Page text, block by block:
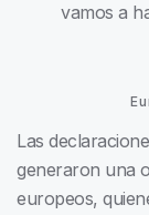
vamos a
Las
generaron una
europeos,